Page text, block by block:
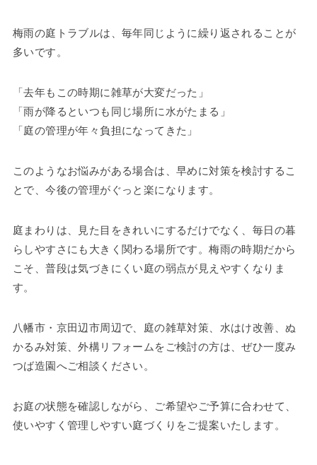
梅雨の庭トラブルは、毎年同じように繰り返されることが
多いです。
「去年もこの時期に雑草が大変だった」
「雨が降るといつも同じ場所に水がたまる」
「庭の管理が年々負担になってきた」
このようなお悩みがある場合は、早めに対策を検討するこ
とで、今後の管理がぐっと楽になります。
庭まわりは、見た目をきれいにするだけでなく、毎日の暮
らしやすさにも大きく関わる場所です。梅雨の時期だから
こそ、普段は気づきにくい庭の弱点が見えやすくなりま
す。
八幡市・京田辺市周辺で、庭の雑草対策、水はけ改善、ぬ
かるみ対策、外構リフォームをご検討の方は、ぜひ一度み
つば造園へご相談ください。
お庭の状態を確認しながら、ご希望やご予算に合わせて、
使いやすく管理しやすい庭づくりをご提案いたします。